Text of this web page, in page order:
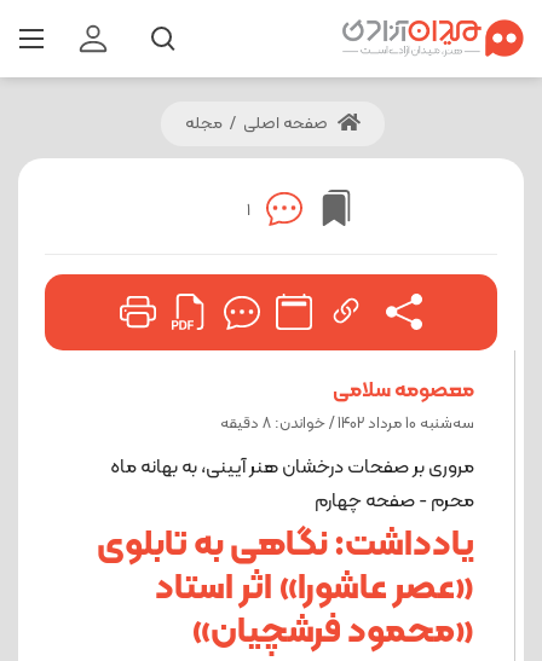
صفحه اصلی / مجله
1
معصومه سلامی
ﺳﻪشنبه 10 مرداد 1402 / خواندن: 8 دقیقه
مروری بر صفحات درخشان هنر آیینی، به بهانه ماه
محرم - صفحه چهارم
یادداشت: نگاهی به تابلوی
«عصر عاشورا» اثر استاد
«محمود فرشچیان»